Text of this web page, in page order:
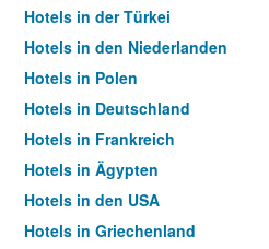
Hotels in der Türkei
Hotels in den Niederlanden
Hotels in Polen
Hotels in Deutschland
Hotels in Frankreich
Hotels in Ägypten
Hotels in den USA
Hotels in Griechenland